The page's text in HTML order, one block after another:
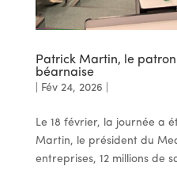
Patrick Martin, le
béarnaise
Fév 24, 2026
Le 18 février, la journée a
Martin, le président du
entreprises, 12 millions de